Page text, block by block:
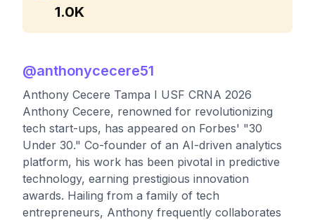
1.0K
@anthonycecere51
Anthony Cecere Tampa I USF CRNA 2026
Anthony Cecere, renowned for revolutionizing
tech start-ups, has appeared on Forbes' "30
Under 30." Co-founder of an AI-driven analytics
platform, his work has been pivotal in predictive
technology, earning prestigious innovation
awards. Hailing from a family of tech
entrepreneurs, Anthony frequently collaborates